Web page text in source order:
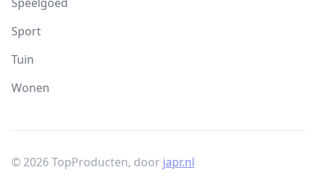
Sport
Tuin
Wonen
© 2026 TopProducten, door japr.nl